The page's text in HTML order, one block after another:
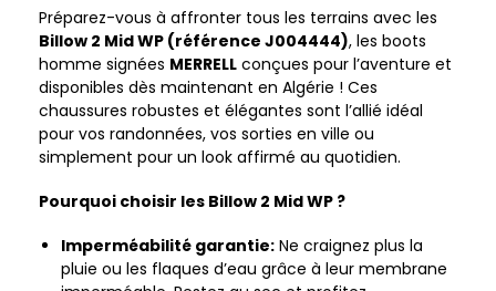
Préparez-vous à affronter tous les terrains avec les
Billow 2 Mid WP (référence J004444), les boots
homme signées MERRELL conçues pour l’aventure et
disponibles dès maintenant en Algérie ! Ces
chaussures robustes et élégantes sont l’allié idéal
pour vos randonnées, vos sorties en ville ou
simplement pour un look affirmé au quotidien.
Pourquoi choisir les Billow 2 Mid WP ?
Imperméabilité garantie: Ne craignez plus la
pluie ou les flaques d’eau grâce à leur membrane